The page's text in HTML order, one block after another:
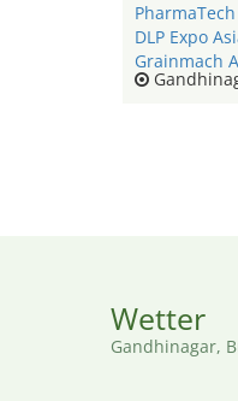
Grainmach
Wetter
Gandhinagar,